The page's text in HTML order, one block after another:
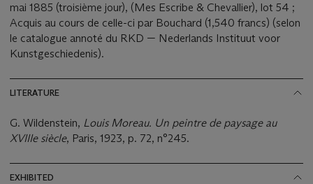
mai 1885 (troisième jour), (Mes Escribe & Chevallier), lot 54 ;
Acquis au cours de celle-ci par Bouchard (1,540 francs) (selon
le catalogue annoté du RKD — Nederlands Instituut voor
Kunstgeschiedenis).
LITERATURE
G. Wildenstein, Louis Moreau. Un peintre de paysage au
XVIIIe siècle, Paris, 1923, p. 72, n°245.
EXHIBITED